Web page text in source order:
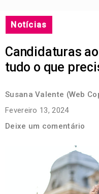
Notícias
Candidaturas
tudo o que
Susana Valente (Web
Fevereiro 13, 2024
Deixe um comentário